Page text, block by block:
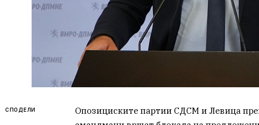
СПОДЕЛИ
Опозициските партии СДСМ и Левица